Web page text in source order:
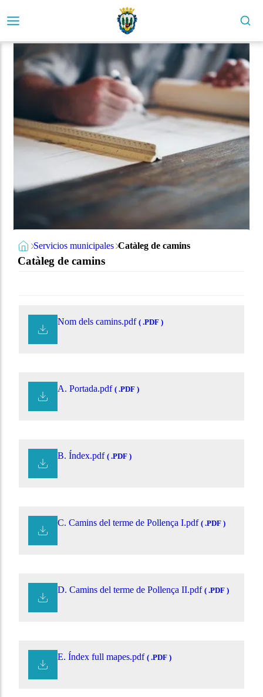
Servicios municipales Catàleg de camins
Catàleg de camins
Nom dels camins.pdf ( .PDF )
A. Portada.pdf ( .PDF )
B. Índex.pdf ( .PDF )
C. Camins del terme de Pollença I.pdf ( .PDF )
D. Camins del terme de Pollença II.pdf ( .PDF )
E. Índex full mapes.pdf ( .PDF )